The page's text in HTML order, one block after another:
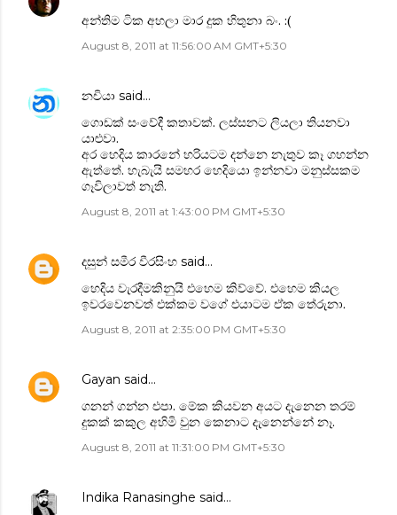
අන්තිම ටික අහලා මාර දුක හිතුනා බං. :(
August 8, 2011 at 11:56:00 AM GMT+5:30
නචියා said…
ගොඩක් සංවේදී කතාවක්. ලස්සනට ලියලා තියනවා
යාළුවා.
අර හෙදිය කාරනේ හරියටම දන්නෙ නැතුව කෑ ගහන්න
ඇත්තේ. හැබැයි සමහර හෙදියො ඉන්නවා මනුස්සකම
ගෑවිලාවත් නැති.
August 8, 2011 at 1:43:00 PM GMT+5:30
දසුන් සමීර වීරසිංහ said…
හෙදිය වැරදීමකිනුයි එහෙම කිව්වේ. එහෙම කියල
ඉවරවෙනවත් එක්කම වගේ එයාටම ඒක තේරුනා.
August 8, 2011 at 2:35:00 PM GMT+5:30
Gayan said…
ගනන් ගන්න එපා. මේක කියවන අයට දැනෙන තරම්
දුකක් කකුල අහිමි වුන කෙනාට දැනෙන්නේ නෑ.
August 8, 2011 at 11:31:00 PM GMT+5:30
Indika Ranasinghe said…